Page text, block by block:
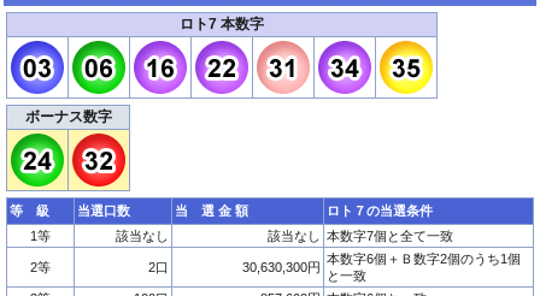
ロト7 本数字
ボーナス数字
等 級 当選口数 当 選 金 額
ロト７の当選条件
1等
該当なし 該当なし 本数字7個と全て一致
2等 2口 30,630,300円
本数字6個＋Ｂ数字2個のうち1個
と一致